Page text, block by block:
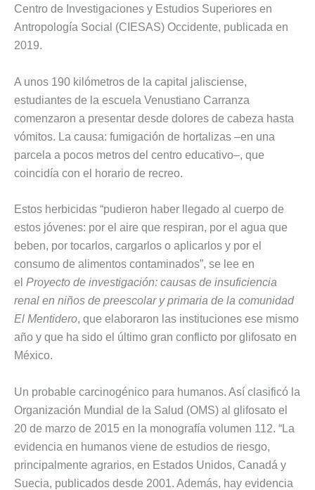
Centro de Investigaciones y Estudios Superiores en
Antropología Social (CIESAS) Occidente, publicada en
2019.
A unos 190 kilómetros de la capital jalisciense,
estudiantes de la escuela Venustiano Carranza
comenzaron a presentar desde dolores de cabeza hasta
vómitos. La causa: fumigación de hortalizas –en una
parcela a pocos metros del centro educativo–, que
coincidía con el horario de recreo.
Estos herbicidas “pudieron haber llegado al cuerpo de
estos jóvenes: por el aire que respiran, por el agua que
beben, por tocarlos, cargarlos o aplicarlos y por el
consumo de alimentos contaminados”, se lee en
el Proyecto de investigación: causas de insuficiencia
renal en niños de preescolar y primaria de la comunidad
El Mentidero, que elaboraron las instituciones ese mismo
año y que ha sido el último gran conflicto por glifosato en
México.
Un probable carcinogénico para humanos. Así clasificó la
Organización Mundial de la Salud (OMS) al glifosato el
20 de marzo de 2015 en la monografía volumen 112. “La
evidencia en humanos viene de estudios de riesgo,
principalmente agrarios, en Estados Unidos, Canadá y
Suecia, publicados desde 2001. Además, hay evidencia